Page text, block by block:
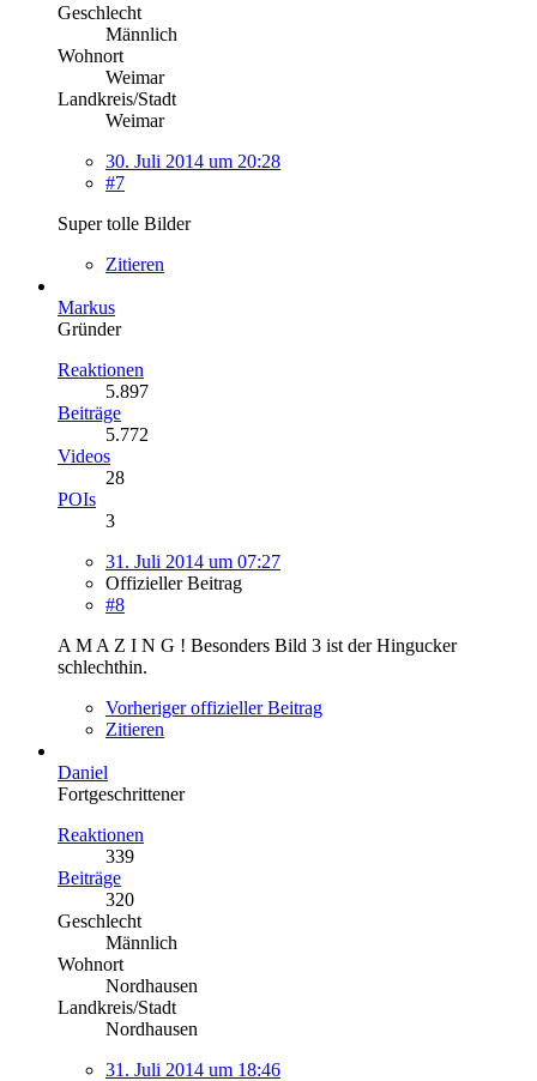
Geschlecht
Männlich
Wohnort
Weimar
Landkreis/Stadt
Weimar
30. Juli 2014 um 20:28
#7
Super tolle Bilder
Zitieren
Markus
Gründer
Reaktionen
5.897
Beiträge
5.772
Videos
28
POIs
3
31. Juli 2014 um 07:27
Offizieller Beitrag
#8
A M A Z I N G ! Besonders Bild 3 ist der Hingucker
schlechthin.
Vorheriger offizieller Beitrag
Zitieren
Daniel
Fortgeschrittener
Reaktionen
339
Beiträge
320
Geschlecht
Männlich
Wohnort
Nordhausen
Landkreis/Stadt
Nordhausen
31. Juli 2014 um 18:46